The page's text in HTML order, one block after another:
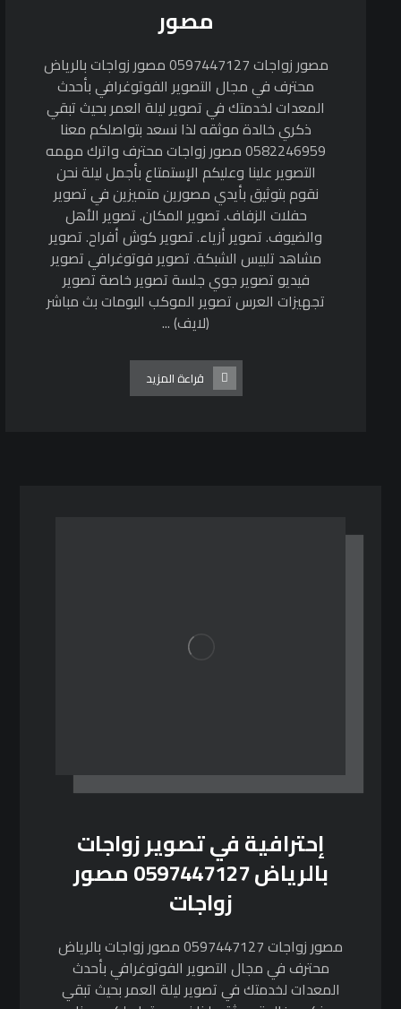
مصور
مصور زواجات 0597447127 مصور زواجات بالرياض
محترف في مجال التصوير الفوتوغرافي بأحدث
المعدات لخدمتك في تصوير ليلة العمر بحيث تبقي
ذكري خالدة موثقه لذا نسعد بتواصلكم معنا
0582246959 مصور زواجات محترف واترك مهمه
التصوير علينا وعليكم الإستمتاع بأجمل ليلة نحن
نقوم بتوثيق بأيدي مصورين متميزين في تصوير
حفلات الزفاف. تصوير المكان. تصوير الأهل
والضيوف. تصوير أزياء. تصوير كوش أفراح. تصوير
مشاهد تلبيس الشبكة. تصوير فوتوغرافي تصوير
فيديو تصوير جوي جلسة تصوير خاصة تصوير
تجهيزات العرس تصوير الموكب البومات بث مباشر
(لايف) ...
قراءة المزيد
إحترافية في تصوير زواجات
بالرياض 0597447127 مصور
زواجات
مصور زواجات 0597447127 مصور زواجات بالرياض
محترف في مجال التصوير الفوتوغرافي بأحدث
المعدات لخدمتك في تصوير ليلة العمر بحيث تبقي